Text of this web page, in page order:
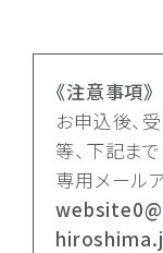
《注意事項》
お申込後、
等、下記ま
専用メールア